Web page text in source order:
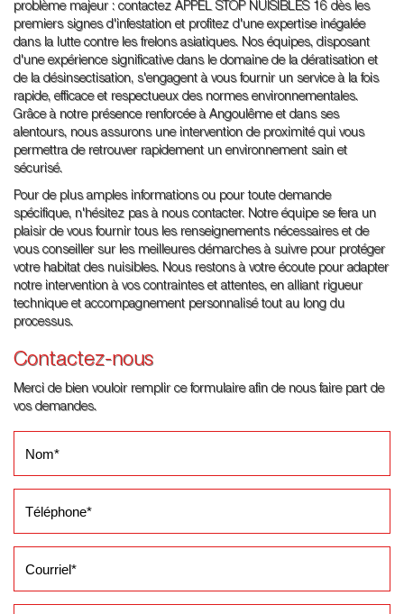
problème majeur : contactez APPEL STOP NUISIBLES 16 dès les
premiers signes d'infestation et profitez d'une expertise inégalée
dans la lutte contre les frelons asiatiques. Nos équipes, disposant
d'une expérience significative dans le domaine de la dératisation et
de la désinsectisation, s'engagent à vous fournir un service à la fois
rapide, efficace et respectueux des normes environnementales.
Grâce à notre présence renforcée à Angoulême et dans ses
alentours, nous assurons une intervention de proximité qui vous
permettra de retrouver rapidement un environnement sain et
sécurisé.
Pour de plus amples informations ou pour toute demande
spécifique, n'hésitez pas à nous contacter. Notre équipe se fera un
plaisir de vous fournir tous les renseignements nécessaires et de
vous conseiller sur les meilleures démarches à suivre pour protéger
votre habitat des nuisibles. Nous restons à votre écoute pour adapter
notre intervention à vos contraintes et attentes, en alliant rigueur
technique et accompagnement personnalisé tout au long du
processus.
Contactez-nous
Merci de bien vouloir remplir ce formulaire afin de nous faire part de
vos demandes.